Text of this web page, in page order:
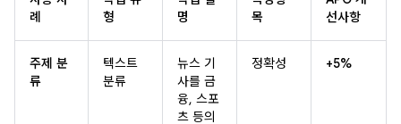
례
형
명
목
선사항
주제 분
류
텍스트
분류
뉴스 기
사를 금
융, 스포
츠 등의
정확성 +5%